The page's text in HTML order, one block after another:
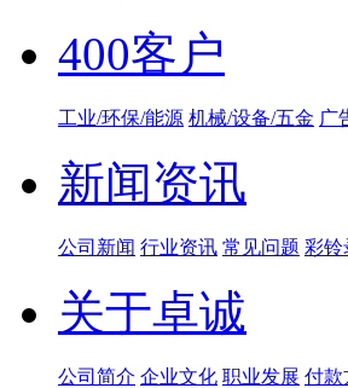
400客户
工业/环保/能源 机械/设备/五金 广
新闻资讯
公司新闻 行业资讯 常见问题 彩铃
关于卓诚
公司简介 企业文化 职业发展 付款